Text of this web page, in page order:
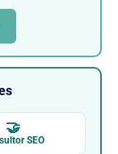
🤝
SEO